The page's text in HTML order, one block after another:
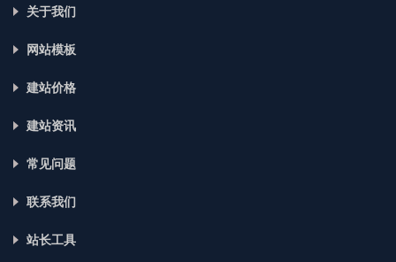
关于我们
网站模板
建站价格
建站资讯
常见问题
联系我们
站长工具